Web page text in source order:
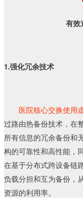
有效
1.强化冗余技术
医院核心交换使用
过路由热备份技术，在
所有信息的冗余备份和
构的可靠性和高性能，
在基于分布式跨设备链
负载分担和互为备份，
资源的利用率。